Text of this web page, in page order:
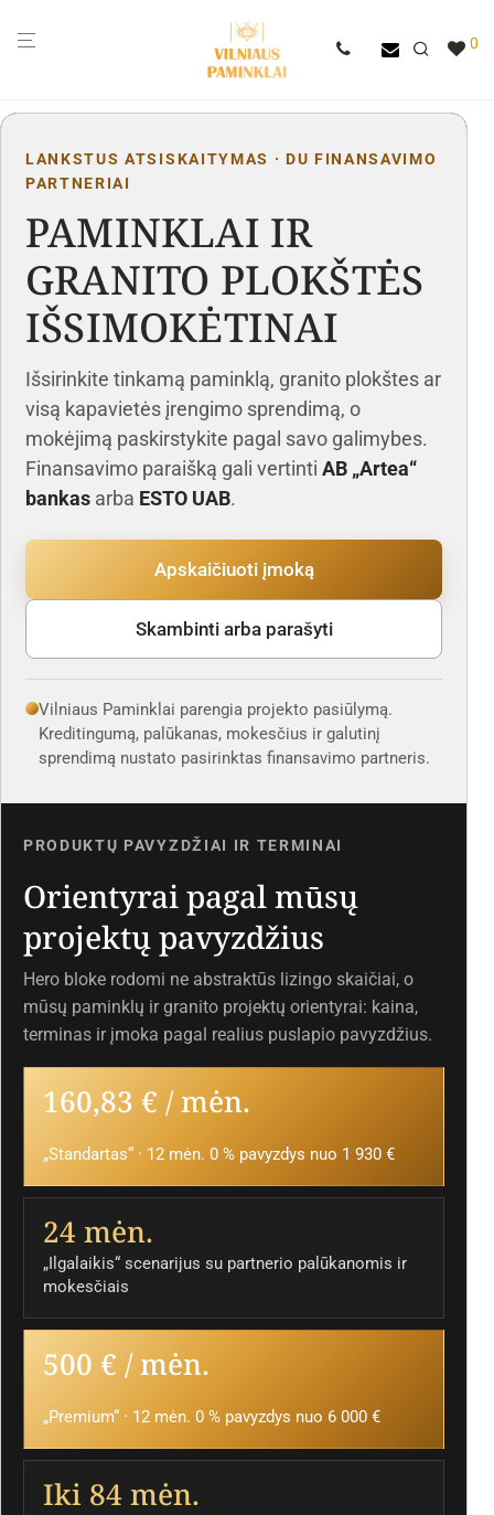
0
LANKSTUS ATSISKAITYMAS · DU FINANSAVIMO
PARTNERIAI
PAMINKLAI IR
GRANITO PLOKŠTĖS
IŠSIMOKĖTINAI
Išsirinkite tinkamą paminklą, granito plokštes ar
visą kapavietės įrengimo sprendimą, o
mokėjimą paskirstykite pagal savo galimybes.
Finansavimo paraišką gali vertinti AB „Artea“
bankas arba ESTO UAB.
Apskaičiuoti įmoką
Skambinti arba parašyti
Vilniaus Paminklai parengia projekto pasiūlymą.
Kreditingumą, palūkanas, mokesčius ir galutinį
sprendimą nustato pasirinktas finansavimo partneris.
PRODUKTŲ PAVYZDŽIAI IR TERMINAI
Orientyrai pagal mūsų
projektų pavyzdžius
Hero bloke rodomi ne abstraktūs lizingo skaičiai, o
mūsų paminklų ir granito projektų orientyrai: kaina,
terminas ir įmoka pagal realius puslapio pavyzdžius.
160,83 € / mėn.
„Standartas“ · 12 mėn. 0 % pavyzdys nuo 1 930 €
24 mėn.
„Ilgalaikis“ scenarijus su partnerio palūkanomis ir
mokesčiais
500 € / mėn.
„Premium“ · 12 mėn. 0 % pavyzdys nuo 6 000 €
Iki 84 mėn.